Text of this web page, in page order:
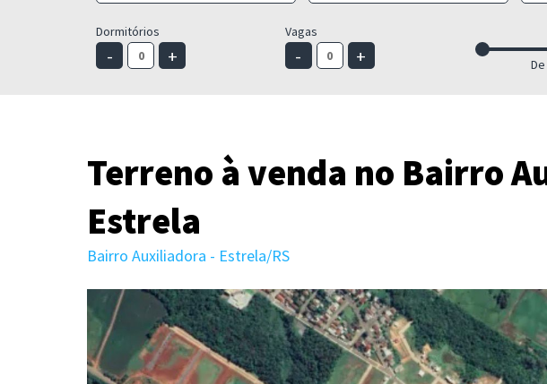
Dormitórios
- +
Vagas
- +
Terreno à venda no Bairro
Estrela
Bairro Auxiliadora - Estrela/RS